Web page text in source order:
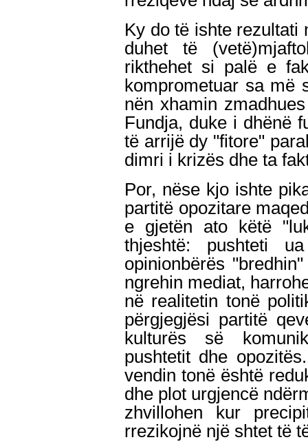
Ky do të ishte rezultati
duhet të
rikthehet si palë e
komprometuar sa më
nën xhamin
Fundja, duke i dhënë
të arrijë dy "fitore"
dimri i krizës dhe ta
Por, nëse kjo ishte
partitë opozitare
e gjetën ato këtë
thjeshtë: pushteti
opinionbërës
ngrehin mediat,
në realitetin tonë
përgjegjësi partitë
kulturës së
pushtetit dhe
vendin tonë është
dhe plot urgjencë
zhvillohen kur
rrezikojnë një shtet të